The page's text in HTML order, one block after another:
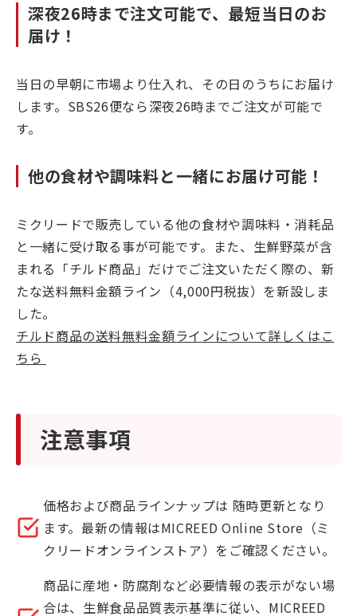
深夜26時まで注文可能で、最短当日のお
届け！
当日の早朝に市場より仕入れ、その日のうちにお届け
します。SBS26便なら深夜26時までご注文が可能で
す。
他の食材や調味料と一緒にお届け可能！
ミクリードで販売している他の食材や調味料・消耗品
と一緒に受け取る事が可能です。また、生鮮野菜が含
まれる「チルド商品」だけでご注文いただく際の、新
たな送料無料金額ライン（4,000円税抜）を新設しま
した。
チルド商品の送料無料金額ラインについて詳しくはこ
ちら
注意事項
価格および商品ラインナップは 随時更新となり
ます。最新の情報はMICREED Online Store（ミ
クリードオンラインストア）をご確認ください。
商品に産地・防腐剤など必要情報の表示がない場
合は、生鮮食品品質表示基準に従い、MICREED